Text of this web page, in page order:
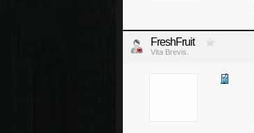
FreshFruit
Vita Brevis.